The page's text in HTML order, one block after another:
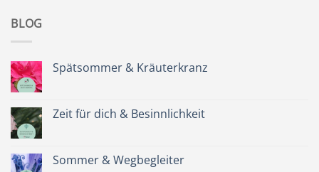
BLOG
Spätsommer & Kräuterkranz
Spätsommer
&
Zeit für dich & Besinnlichkeit
Zeit
für
Sommer & Wegbegleiter